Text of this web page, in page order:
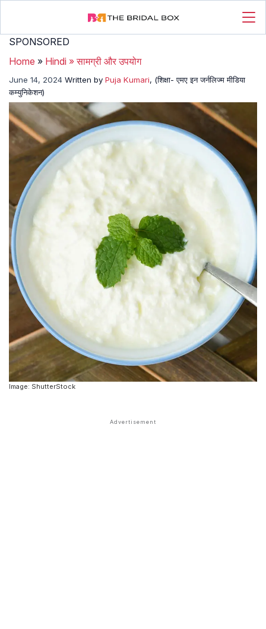
SPONSORED
Home » Hindi »सामग्री और उपयोग
June 14, 2024 Written by Puja Kumari, (शिक्षा- एमए इन जर्नलिज्म मीडिया
कम्युनिकेशन)
Image: ShutterStock